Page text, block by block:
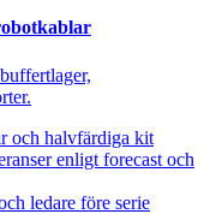
och halvfärdiga kit
enligt forecast och
ledare före serie